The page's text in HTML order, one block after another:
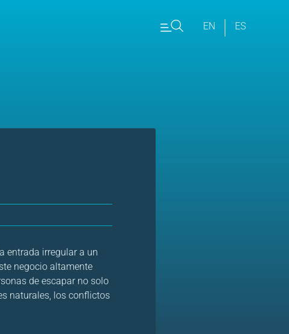
EN ES
entrada irregular a un
negocio altamente
de escapar no solo
naturales, los conflictos